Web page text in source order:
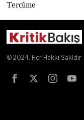
Tercüme
© 2024. Her Hakkı Sakldır